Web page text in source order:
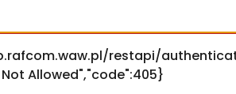
restapi/
Allowed","code":405}